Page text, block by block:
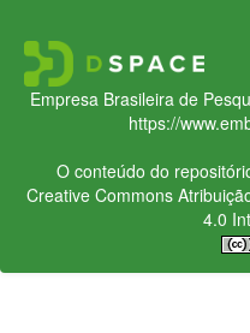
Empresa Brasileira de
https://
O conteúdo do
Creative Commons
4.0